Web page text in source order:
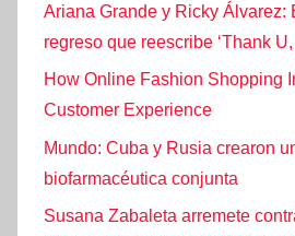
Ariana Grande y Ricky Álvarez:
regreso que reescribe ‘Thank U,
How Online Fashion Shopping
Customer Experience
Mundo: Cuba y Rusia crearon
biofarmacéutica conjunta
Susana Zabaleta arremete